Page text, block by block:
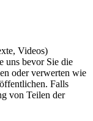
Videos)
uns bevor Sie die
oder verwerten wie
Falls
von Teilen der